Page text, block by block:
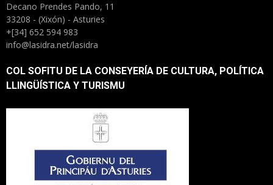
Decano Prendes Pando, 11
33208 - (Xixón) - Asturies
+[34] 652 594 983
info@lasidra.net/lasidra
COL SOFITU DE LA CONSEYERÍA DE CULTURA, POLÍTICA
LLINGÜÍSTICA Y TURISMU